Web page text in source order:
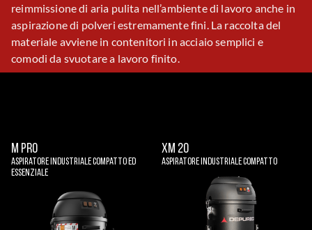
reimmissione di aria pulita nell’ambiente di lavoro anche in
aspirazione di polveri estremamente fini. La raccolta del
materiale avviene in contenitori in acciaio semplici e
comodi da svuotare a lavoro finito.
M PRO
Aspiratore Industriale Compatto ed
Essenziale
XM 20
Aspiratore Industriale Compatto